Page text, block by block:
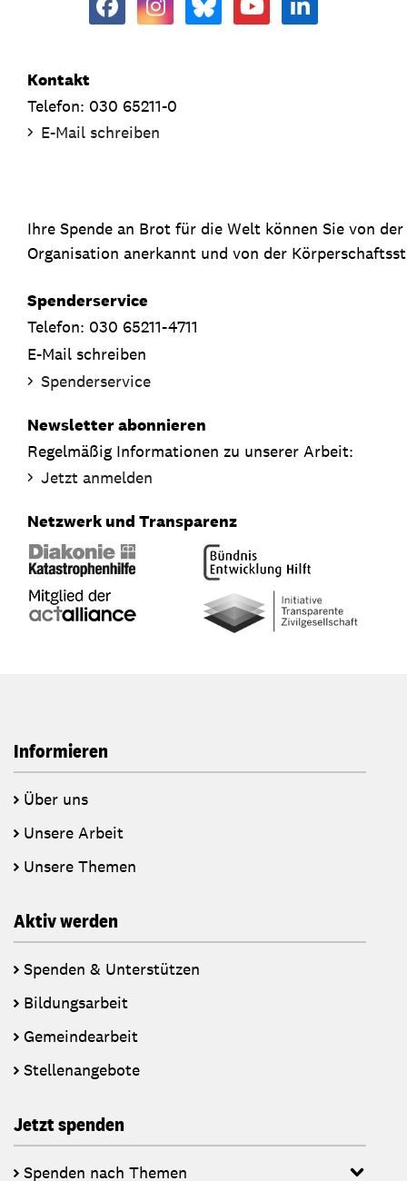
Kontakt
Telefon: 030 65211-0
E-Mail schreiben
Ihre Spende an Brot für die Welt können Sie von
Organisation anerkannt und von der
Spenderservice
Telefon: 030 65211-4711
E-Mail schreiben
Spenderservice
Newsletter abonnieren
Regelmäßig Informationen zu unserer Arbeit:
Jetzt anmelden
Netzwerk und Transparenz
Informieren
Über uns
Unsere Arbeit
Unsere Themen
Aktiv werden
Spenden & Unterstützen
Bildungsarbeit
Gemeindearbeit
Stellenangebote
Jetzt spenden
Spenden nach Themen